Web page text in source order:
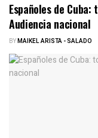
Españoles de
Audiencia nacional
BYMAIKEL ARISTA - SALADO